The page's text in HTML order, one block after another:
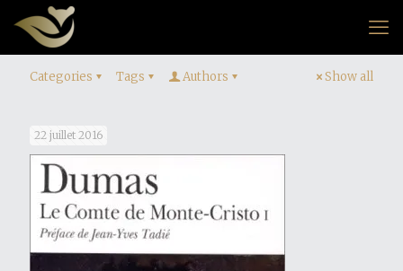
Categories Tags Authors Show all
22 juillet 2016